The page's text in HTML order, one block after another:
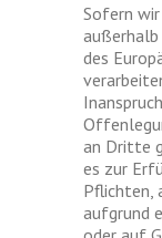
Sofern
außerhalb
des
an Dritte
es zur
Pflichten,
aufgrund